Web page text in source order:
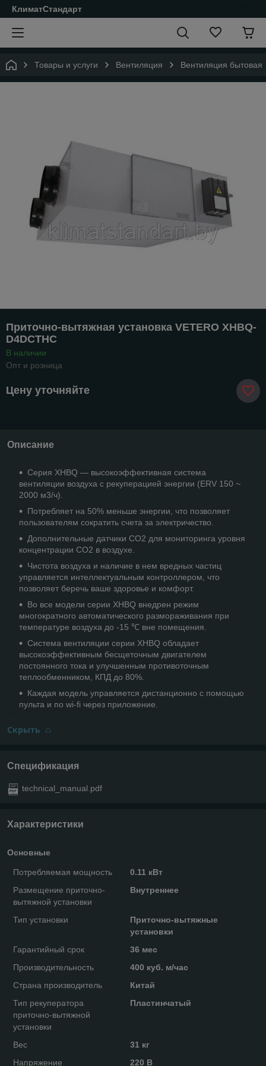
КлиматСтандарт
Товары и услуги Вентиляция Вентиляция бытовая
Приточно-вытяжная установка VETERO XHBQ-
D4DCTHC
В наличии
Опт и розница
Цену уточняйте
Описание
Серия XHBQ — высокоэффективная система
вентиляции воздуха с рекуперацией энергии (ERV 150 ~
2000 м3/ч).
Потребляет на 50% меньше энергии, что позволяет
пользователям сократить счета за электричество.
Дополнительные датчики CO2 для мониторинга уровня
концентрации CO2 в воздухе.
Чистота воздуха и наличие в нем вредных частиц
управляется интеллектуальным контроллером, что
позволяет беречь ваше здоровье и комфорт.
Во все модели серии XHBQ внедрен режим
многократного автоматического размораживания при
температуре воздуха до -15 ℃ вне помещения.
Система вентиляции серии XHBQ обладает
высокоэффективным бесщеточным двигателем
постоянного тока и улучшенным противоточным
теплообменником, КПД до 80%.
Каждая модель управляется дистанционно с помощью
пульта и по wi-fi через приложение.
Скрыть
Спецификация
technical_manual.pdf
Характеристики
Основные
Потребляемая мощность
0.11 кВт
Размещение приточно-
вытяжной установки
Внутреннее
Тип установки
Приточно-вытяжные
установки
Гарантийный срок
36 мес
Производительность
400 куб. м/час
Страна производитель
Китай
Тип рекуператора
приточно-вытяжной
установки
Пластинчатый
Вес
31 кг
Напряжение
220 В